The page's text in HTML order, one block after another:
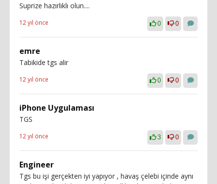
Suprize hazırlıklı olun....
12 yıl önce 0 0
emre
Tabikide tgs alir
12 yıl önce 0 0
iPhone Uygulaması
TGS
12 yıl önce 3 0
Engineer
Tgs bu işi gerçekten iyi yapıyor , havaş çelebi içinde aynı